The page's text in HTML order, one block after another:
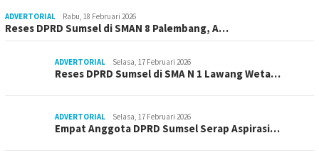
ADVERTORIAL Rabu, 18 Februari 2026
Reses DPRD Sumsel di SMAN 8 Palembang, A…
ADVERTORIAL Selasa, 17 Februari 2026
Reses DPRD Sumsel di SMA N 1 Lawang Weta…
ADVERTORIAL Selasa, 17 Februari 2026
Empat Anggota DPRD Sumsel Serap Aspirasi…